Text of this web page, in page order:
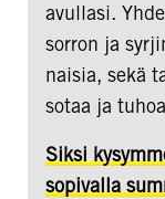
avullasi.
sorron ja
naisia, sekä
sotaa ja
Siksi
sopivalla